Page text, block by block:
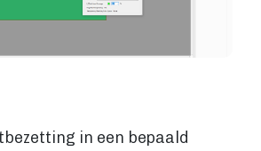
in een bepaald